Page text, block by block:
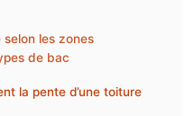
les zones
de bac
la pente d’une toiture